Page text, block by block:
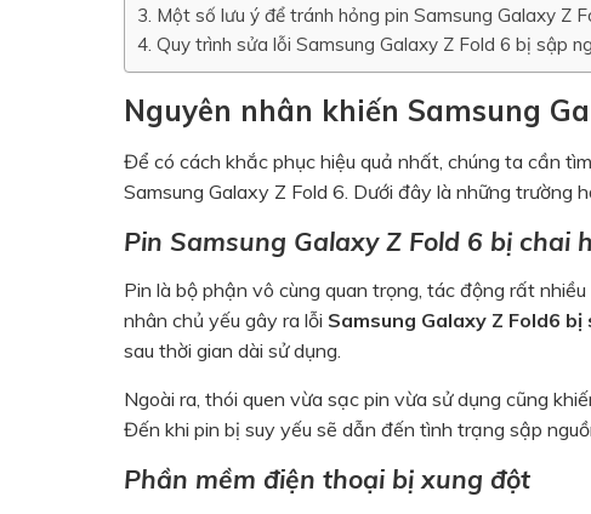
Một số lưu ý để tránh hỏng pin Samsung Galaxy Z
Quy trình sửa lỗi Samsung Galaxy Z Fold 6 bị sập
Nguyên nhân khiến Samsung
Để có cách khắc phục hiệu quả nhất, chúng ta cần
Samsung Galaxy Z Fold 6. Dưới đây là những trường
Pin Samsung Galaxy Z Fold 6 bị chai
Pin là bộ phận vô cùng quan trọng, tác động rất
nhân chủ yếu gây ra lỗi Samsung Galaxy Z Fold6 bị
sau thời gian dài sử dụng.
Ngoài ra, thói quen vừa sạc pin vừa sử dụng cũng
Đến khi pin bị suy yếu sẽ dẫn đến tình trạng sập
Phần mềm điện thoại bị xung đột